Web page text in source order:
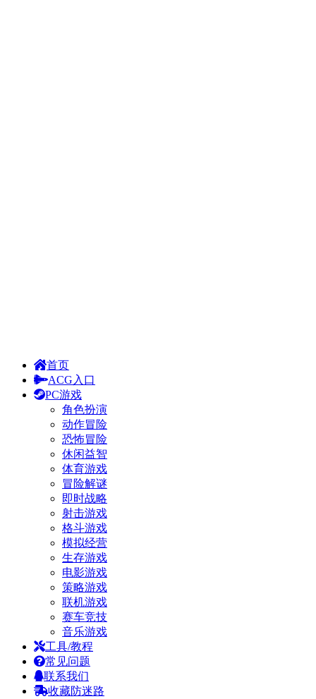
首页
ACG入口
PC游戏
角色扮演
动作冒险
恐怖冒险
休闲益智
体育游戏
冒险解谜
即时战略
射击游戏
格斗游戏
模拟经营
生存游戏
电影游戏
策略游戏
联机游戏
赛车竞技
音乐游戏
工具/教程
常见问题
联系我们
收藏防迷路